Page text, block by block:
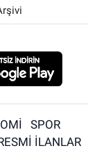
SPOR
İLANLAR